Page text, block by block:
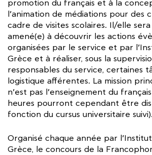
promotion du français et à la
l’animation de médiations pour des
cadre de visites scolaires. Il/elle
amené(e) à découvrir les actions
organisées par le service et par
Grèce et à réaliser, sous la
responsables du service, certaines
logistique afférentes. La mission
n’est pas l’enseignement du
heures pourront cependant être
fonction du cursus universitaire suivi).
Organisé chaque année par
Grèce, le concours de la